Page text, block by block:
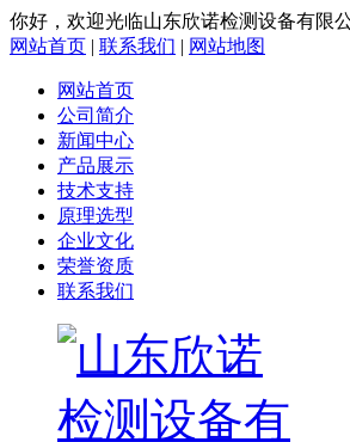
你好，欢迎光临山东欣诺检测设备有限
网站首页 | 联系我们 | 网站地图
网站首页
公司简介
新闻中心
产品展示
技术支持
原理选型
企业文化
荣誉资质
联系我们